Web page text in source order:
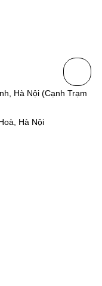
Hà Nội (Cạnh Trạm
Hà Nội